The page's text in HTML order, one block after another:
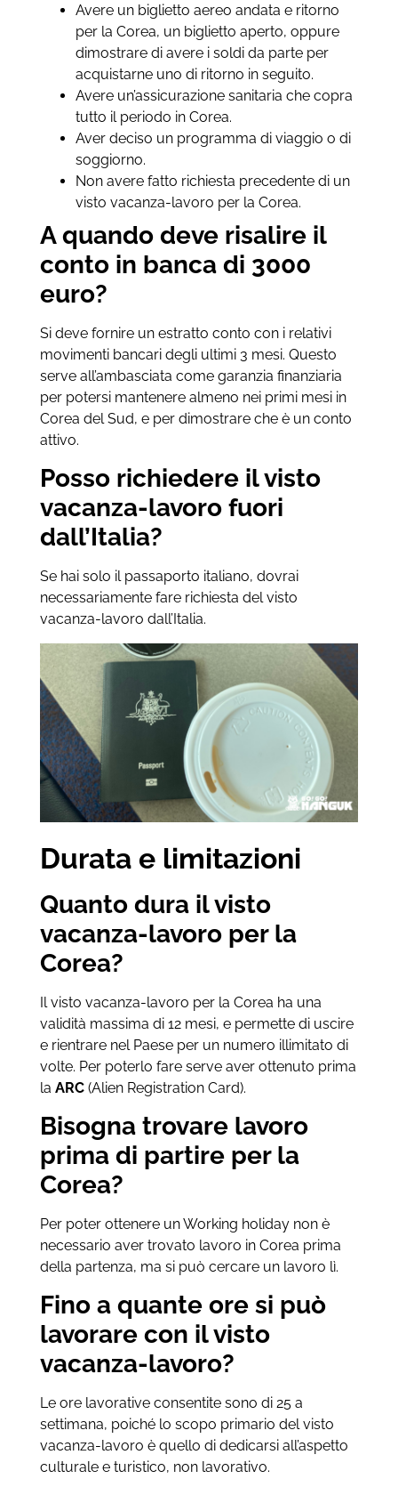
Avere un biglietto aereo andata e ritorno
per la Corea, un biglietto aperto, oppure
dimostrare di avere i soldi da parte per
acquistarne uno di ritorno in seguito.
Avere un’assicurazione sanitaria che copra
tutto il periodo in Corea.
Aver deciso un programma di viaggio o di
soggiorno.
Non avere fatto richiesta precedente di un
visto vacanza-lavoro per la Corea.
A quando deve risalire il
conto in banca di 3000
euro?
Si deve fornire un estratto conto con i relativi
movimenti bancari degli ultimi 3 mesi. Questo
serve all’ambasciata come garanzia finanziaria
per potersi mantenere almeno nei primi mesi in
Corea del Sud, e per dimostrare che è un conto
attivo.
Posso richiedere il visto
vacanza-lavoro fuori
dall’Italia?
Se hai solo il passaporto italiano, dovrai
necessariamente fare richiesta del visto
vacanza-lavoro dall’Italia.
Durata e limitazioni
Quanto dura il visto
vacanza-lavoro per la
Corea?
Il visto vacanza-lavoro per la Corea ha una
validità massima di 12 mesi, e permette di uscire
e rientrare nel Paese per un numero illimitato di
volte. Per poterlo fare serve aver ottenuto prima
la ARC(Alien Registration Card).
Bisogna trovare lavoro
prima di partire per la
Corea?
Per poter ottenere un Working holiday non è
necessario aver trovato lavoro in Corea prima
della partenza, ma si può cercare un lavoro lì.
Fino a quante ore si può
lavorare con il visto
vacanza-lavoro?
Le ore lavorative consentite sono di 25 a
settimana, poiché lo scopo primario del visto
vacanza-lavoro è quello di dedicarsi all’aspetto
culturale e turistico, non lavorativo.